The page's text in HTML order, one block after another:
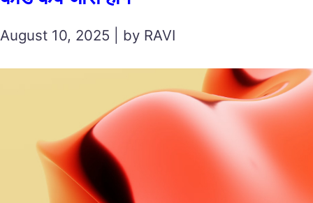
August 10, 2025 | by RAVI